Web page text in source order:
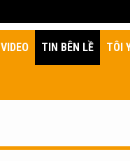
VIDEO TIN BÊN LỀ TÔI